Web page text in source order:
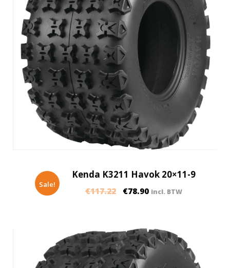
Sale!
Kenda K3211 Havok 20×11-9
€117.22 €78.90 incl. BTW